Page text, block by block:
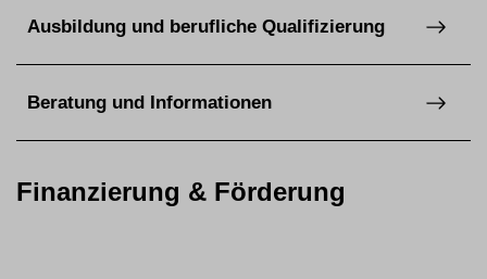
Ausbildung und berufliche Qualifizierung
Beratung und Informationen
Finanzierung & Förderung